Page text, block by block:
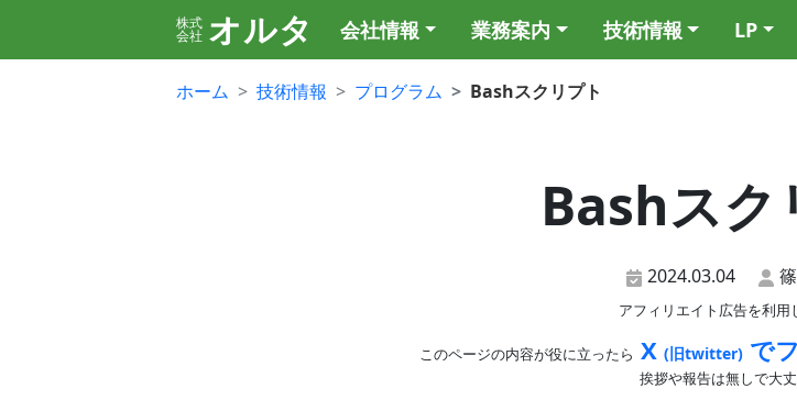
株式
会社 オルタ 会社情報 業務案内 技術情報 LP
ホーム 技術情報 プログラム Bashスクリプト
Bashスク
2024.03.04
アフィリエイト広告を利用
このページの内容が役に立ったら X (旧twitter)で
挨拶や報告は無しで大